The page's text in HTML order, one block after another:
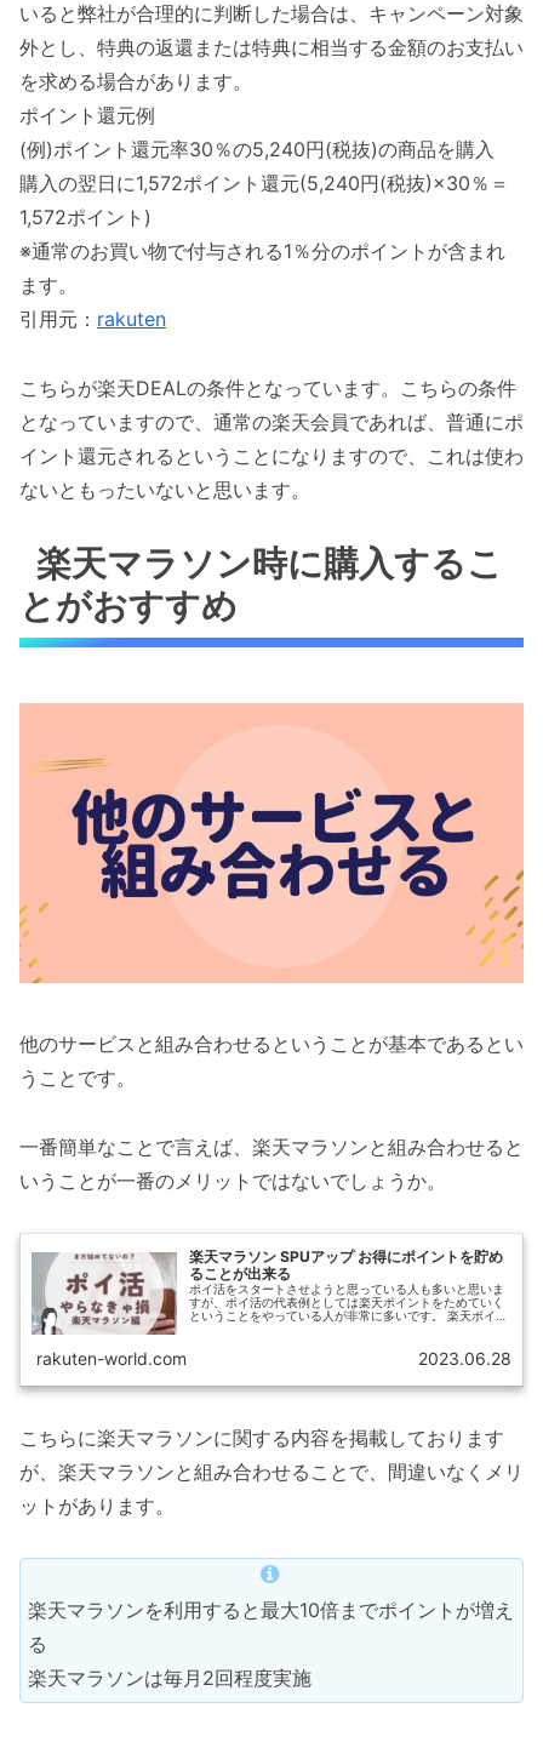
いると弊社が合理的に判断した場合は、キャンペーン対象
外とし、特典の返還または特典に相当する金額のお支払い
を求める場合があります。
ポイント還元例
(例)ポイント還元率30％の5,240円(税抜)の商品を購入
購入の翌日に1,572ポイント還元(5,240円(税抜)×30％＝
1,572ポイント)
※通常のお買い物で付与される1％分のポイントが含まれ
ます。
引用元： rakuten
こちらが楽天DEALの条件となっています。こちらの条件
となっていますので、通常の楽天会員であれば、普通にポ
イント還元されるということになりますので、これは使わ
ないともったいないと思います。
楽天マラソン時に購入するこ
とがおすすめ
他のサービスと組み合わせるということが基本であるとい
うことです。
一番簡単なことで言えば、楽天マラソンと組み合わせると
いうことが一番のメリットではないでしょうか。
楽天マラソン SPUアップ お得にポイントを貯め
ることが出来る
ポイ活をスタートさせようと思っている人も多いと思いま
すが、ポイ活の代表例としては楽天ポイントをためていく
ということをやっている人が非常に多いです。 楽天ポイン
rakuten-world.com 2023.06.28
こちらに楽天マラソンに関する内容を掲載しております
が、楽天マラソンと組み合わせることで、間違いなくメリ
ットがあります。
楽天マラソンを利用すると最大10倍までポイントが増え
る
楽天マラソンは毎月2回程度実施